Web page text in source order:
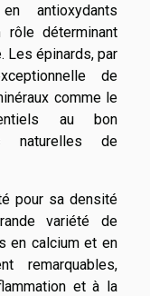
antioxydants
déterminant
Les épinards, par
de
comme le
au bon
naturelles de
pour sa densité
variété de
en calcium et en
remarquables,
et à la